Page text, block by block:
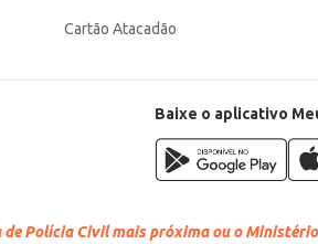
Cartão Atacadão
Baixe o aplicativo
de Polícia Civil mais próxima ou o